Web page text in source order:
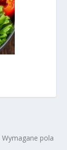
Wymagane pola